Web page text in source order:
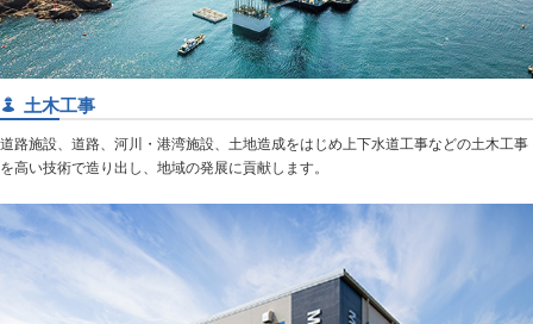
土木工事
道路施設、道路、河川・港湾施設、土地造成をはじめ上下水道工事などの土木工事
を高い技術で造り出し、地域の発展に貢献します。